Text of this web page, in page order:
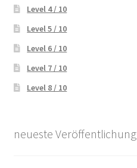
Level 4 / 10
Level 5 / 10
Level 6 / 10
Level 7 / 10
Level 8 / 10
neueste Veröffentlichung